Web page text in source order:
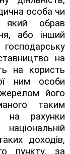
особа чи
який обрав
або інший
на
на користь
ним особи
його
таким
на рахунки
доходів,
пункту, за